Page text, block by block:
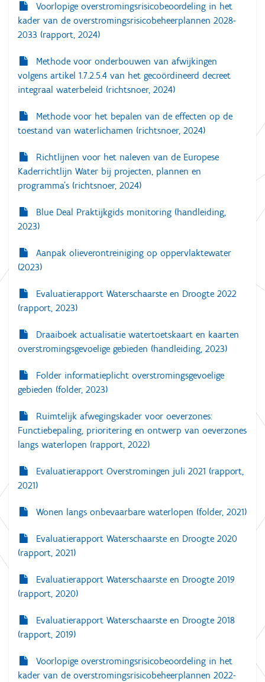
o
e
o
l
l
e
g
e
e
a
e
v
a
d
e
a
b
e
e
d
i
n
.
.
.
N
a
g
t
i
e
Voorlopige overstromingsrisicobeoordeling in het
kader van de overstromingsrisicobeheerplannen 2028-
2033 (rapport, 2024)
Methode voor onderbouwen van afwijkingen
volgens artikel 1.7.2.5.4 van het gecoördineerd decreet
integraal waterbeleid (richtsnoer, 2024)
Methode voor het bepalen van de effecten op de
toestand van waterlichamen (richtsnoer, 2024)
Richtlijnen voor het naleven van de Europese
Kaderrichtlijn Water bij projecten, plannen en
programma’s (richtsnoer, 2024)
Blue Deal Praktijkgids monitoring (handleiding,
2023)
Aanpak olieverontreiniging op oppervlaktewater
(2023)
Evaluatierapport Waterschaarste en Droogte 2022
(rapport, 2023)
Draaiboek actualisatie watertoetskaart en kaarten
overstromingsgevoelige gebieden (handleiding, 2023)
Folder informatieplicht overstromingsgevoelige
gebieden (folder, 2023)
Ruimtelijk afwegingskader voor oeverzones:
Functiebepaling, prioritering en ontwerp van oeverzones
langs waterlopen (rapport, 2022)
Evaluatierapport Overstromingen juli 2021 (rapport,
2021)
Wonen langs onbevaarbare waterlopen (folder, 2021)
Evaluatierapport Waterschaarste en Droogte 2020
(rapport, 2021)
Evaluatierapport Waterschaarste en Droogte 2019
(rapport, 2020)
Evaluatierapport Waterschaarste en Droogte 2018
(rapport, 2019)
Voorlopige overstromingsrisicobeoordeling in het
kader van de overstromingsrisicobeheerplannen 2022-